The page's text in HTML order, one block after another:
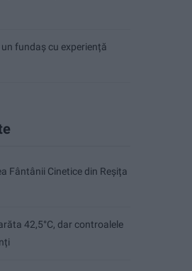
fundaș cu experiență
Fântânii Cinetice din Reșița
42,5°C, dar controalele